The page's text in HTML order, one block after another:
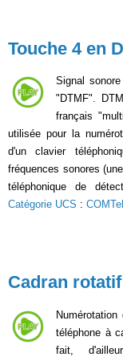
Touche 4 en
Signal
"DTMF".
français
utilisée pour la
d'un clavier
fréquences sonores
téléphonique de
Catégorie UCS :
Cadran rotatif
téléphone à
fait,